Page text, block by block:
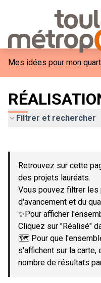
Mes idées pour mon
Filtrer et rechercher
−
Retrouvez sur cette
des projets lauréats.
Vous pouvez filtrer
d'avancement et du
✨Pour afficher
Cliquez sur "Réalisé"
🗺️ Pour que
s'affichent sur la carte,
nombre de résultats